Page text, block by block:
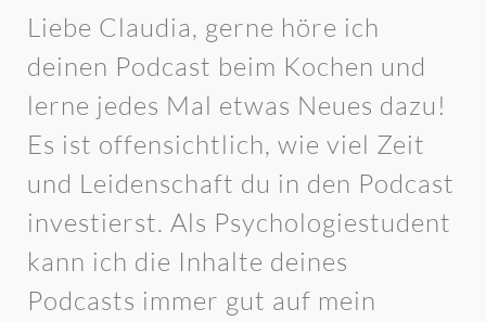
Liebe Claudia, gerne höre ich
deinen Podcast beim Kochen und
lerne jedes Mal etwas Neues dazu!
Es ist offensichtlich, wie viel Zeit
und Leidenschaft du in den Podcast
investierst. Als Psychologiestudent
kann ich die Inhalte deines
Podcasts immer gut auf mein